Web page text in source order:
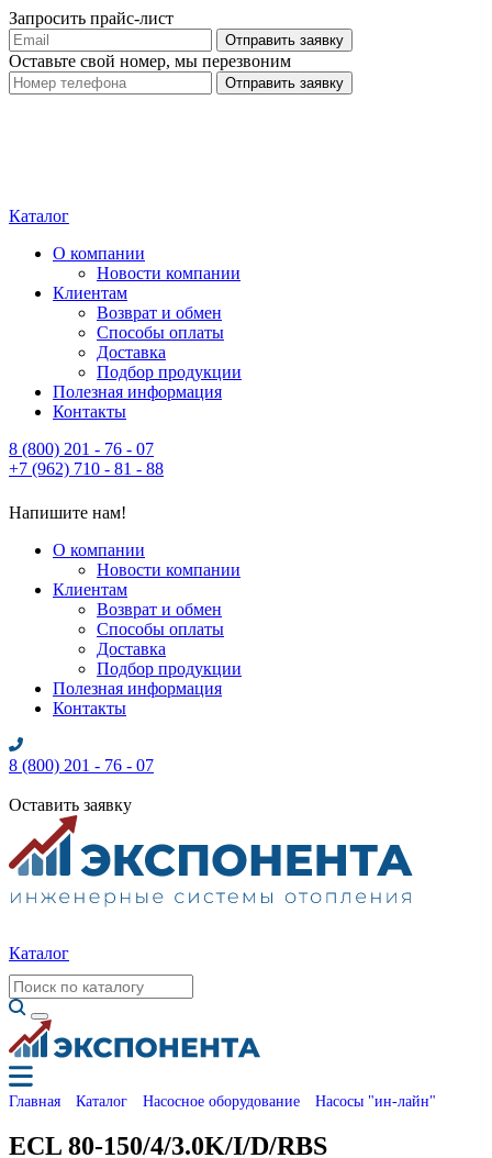
Запросить прайс-лист
Оставьте свой номер, мы перезвоним
Каталог
О компании
Новости компании
Клиентам
Возврат и обмен
Способы оплаты
Доставка
Подбор продукции
Полезная информация
Контакты
8 (800) 201 - 76 - 07
+7 (962) 710 - 81 - 88
Напишите нам!
О компании
Новости компании
Клиентам
Возврат и обмен
Способы оплаты
Доставка
Подбор продукции
Полезная информация
Контакты
8 (800) 201 - 76 - 07
Оставить заявку
Каталог
Главная Каталог Насосное оборудование Насосы "ин-лайн"
ECL 80-150/4/3.0K/I/D/RBS